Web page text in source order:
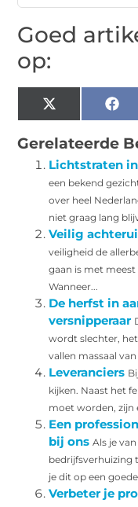
Goed
op:
X
(Twitter)
Gerelateerde
Lichtstraten
een bekend
over heel
niet graag lang
Veilig
veiligheid de
gaan is met
Wanneer...
De herfst in
versnipperaar
wordt slechter,
vallen massaal
Leveranciers
kijken. Naast het
moet worden, zijn
Een
bij ons Als je
bedrijfsverhuizing
je dit op een
Verbeter je